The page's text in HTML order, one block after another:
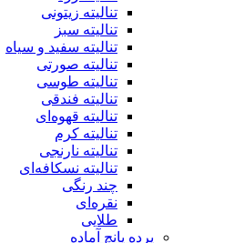
تنالیته زیتونی
تنالیته سبز
تنالیته سفید و سیاه
تنالیته صورتی
تنالیته طوسی
تنالیته فندقی
تنالیته قهوه‌ای
تنالیته کرم
تنالیته نارنجی
تنالیته نسکافه‌ای
چند رنگی
نقره‌ای
طلایی
پرده پانچ آماده